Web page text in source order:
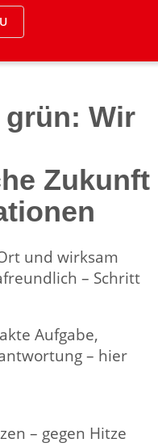
Wir
Zukunft
und wirksam
– Schritt
Aufgabe,
– hier
– gegen Hitze